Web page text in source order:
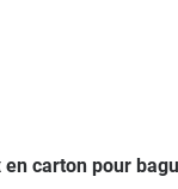
carton pour